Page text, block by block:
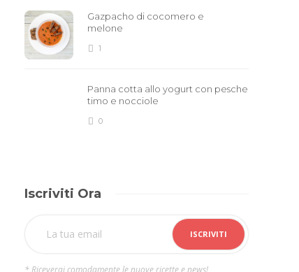
Gazpacho di cocomero e
melone
1
Panna cotta allo yogurt con pesche
timo e nocciole
0
Iscriviti Ora
* Riceverai comodamente le nuove ricette e news!